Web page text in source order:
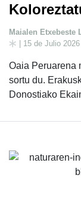
Maialen Etxebeste
| 15 de Julio 2026
Oaia Peruarena
sortu du.
Donostiako